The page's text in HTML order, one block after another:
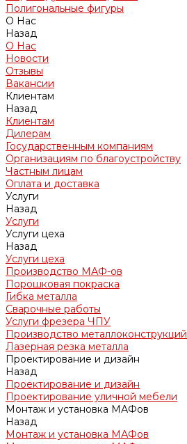
Полигональные фигуры
О Нас
Назад
О Нас
Новости
Отзывы
Вакансии
Клиентам
Назад
Клиентам
Дилерам
Государственным компаниям
Организациям по благоустройству
Частным лицам
Оплата и доставка
Услуги
Назад
Услуги
Услуги цеха
Назад
Услуги цеха
Производство МАФ-ов
Порошковая покраска
Гибка металла
Сварочные работы
Услуги фрезера ЧПУ
Производство металлоконструкций
Лазерная резка металла
Проектирование и дизайн
Назад
Проектирование и дизайн
Проектирование уличной мебели
Монтаж и установка МАФов
Назад
Монтаж и установка МАФов